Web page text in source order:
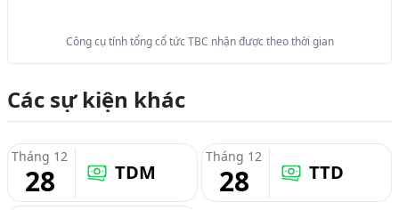
Công cụ tính tổng cổ tức TBC nhận được theo thời gian
Các sự kiện khác
Tháng 12
28 TDM
Tháng 12
28 TTD